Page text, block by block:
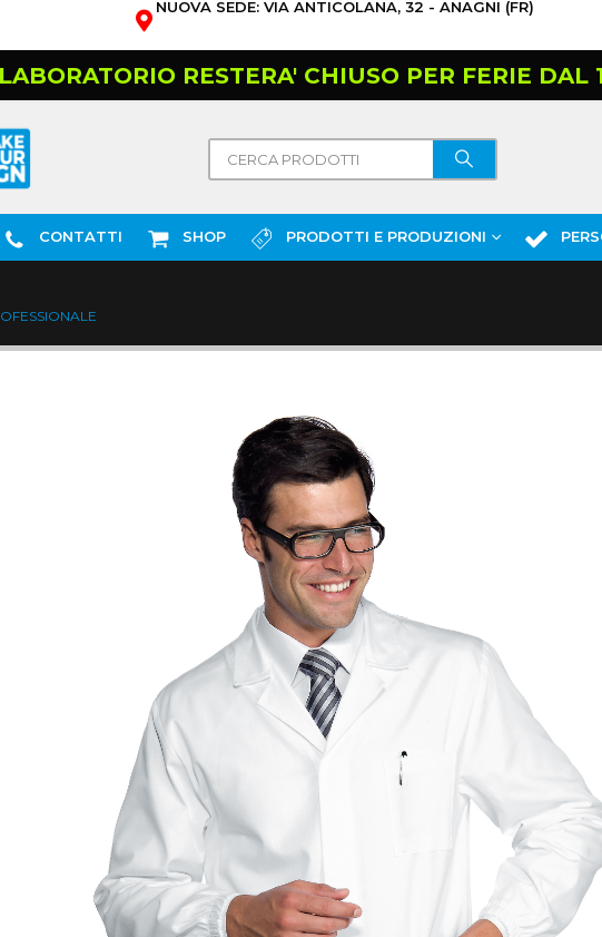
NUOVA SEDE: VIA ANTICOLANA, 32 - ANAGNI (FR)
RESTERA' CHIUSO PER FERIE DAL
CONTATTI SHOP PRODOTTI E PRODUZIONI